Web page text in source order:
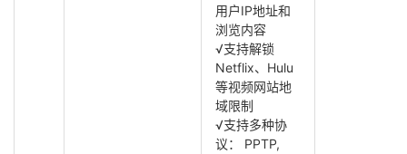
用户IP地址和
浏览内容
√支持解锁
Netflix、Hulu
等视频网站地
域限制
√支持多种协
议： PPTP,